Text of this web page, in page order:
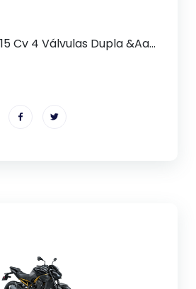
Cv 4 Válvulas Dupla &Aa...